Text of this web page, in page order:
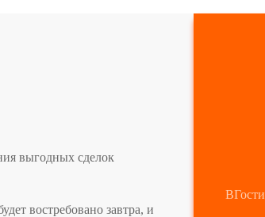
выгодных сделок
востребовано завтра, и
ВГости